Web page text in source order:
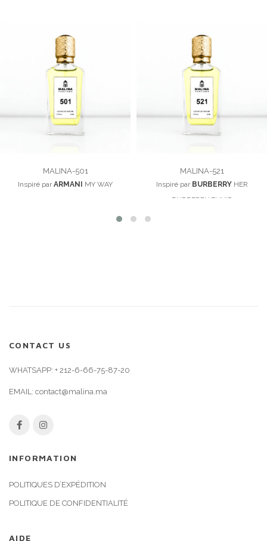
MALINA-501
Inspiré parARMANI MY WAY
MALINA-521
Inspiré par BURBERRYHER
BURBERRY ELIXIR
CONTACT US
WHATSAPP: + 212-6-66-75-87-20
EMAIL: contact@malina.ma
INFORMATION
POLITIQUES D’EXPÉDITION
POLITIQUE DE CONFIDENTIALITÉ
AIDE